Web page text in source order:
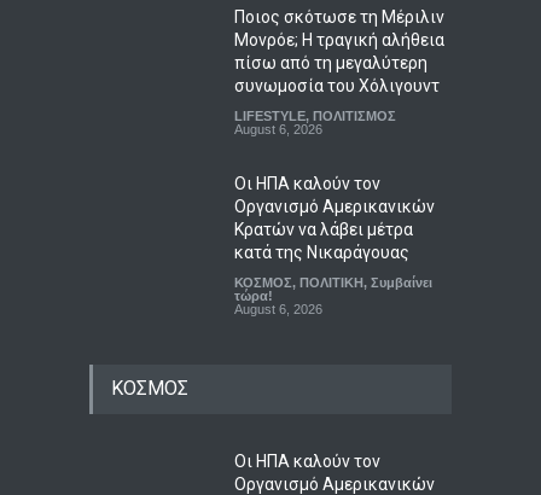
Ποιος σκότωσε τη Μέριλιν
Μονρόε; Η τραγική αλήθεια
πίσω από τη μεγαλύτερη
συνωμοσία του Χόλιγουντ
LIFESTYLE, ΠΟΛΙΤΙΣΜΟΣ
August 6, 2026
Οι ΗΠΑ καλούν τον
Οργανισμό Αμερικανικών
Κρατών να λάβει μέτρα
κατά της Νικαράγουας
ΚΟΣΜΟΣ, ΠΟΛΙΤΙΚΗ, Συμβαίνει
τώρα!
August 6, 2026
ΚΟΣΜΟΣ
Οι ΗΠΑ καλούν τον
Οργανισμό Αμερικανικών